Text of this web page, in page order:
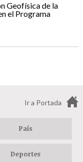
Geofísica de la
el Programa
Ir a Portada
País
Deportes